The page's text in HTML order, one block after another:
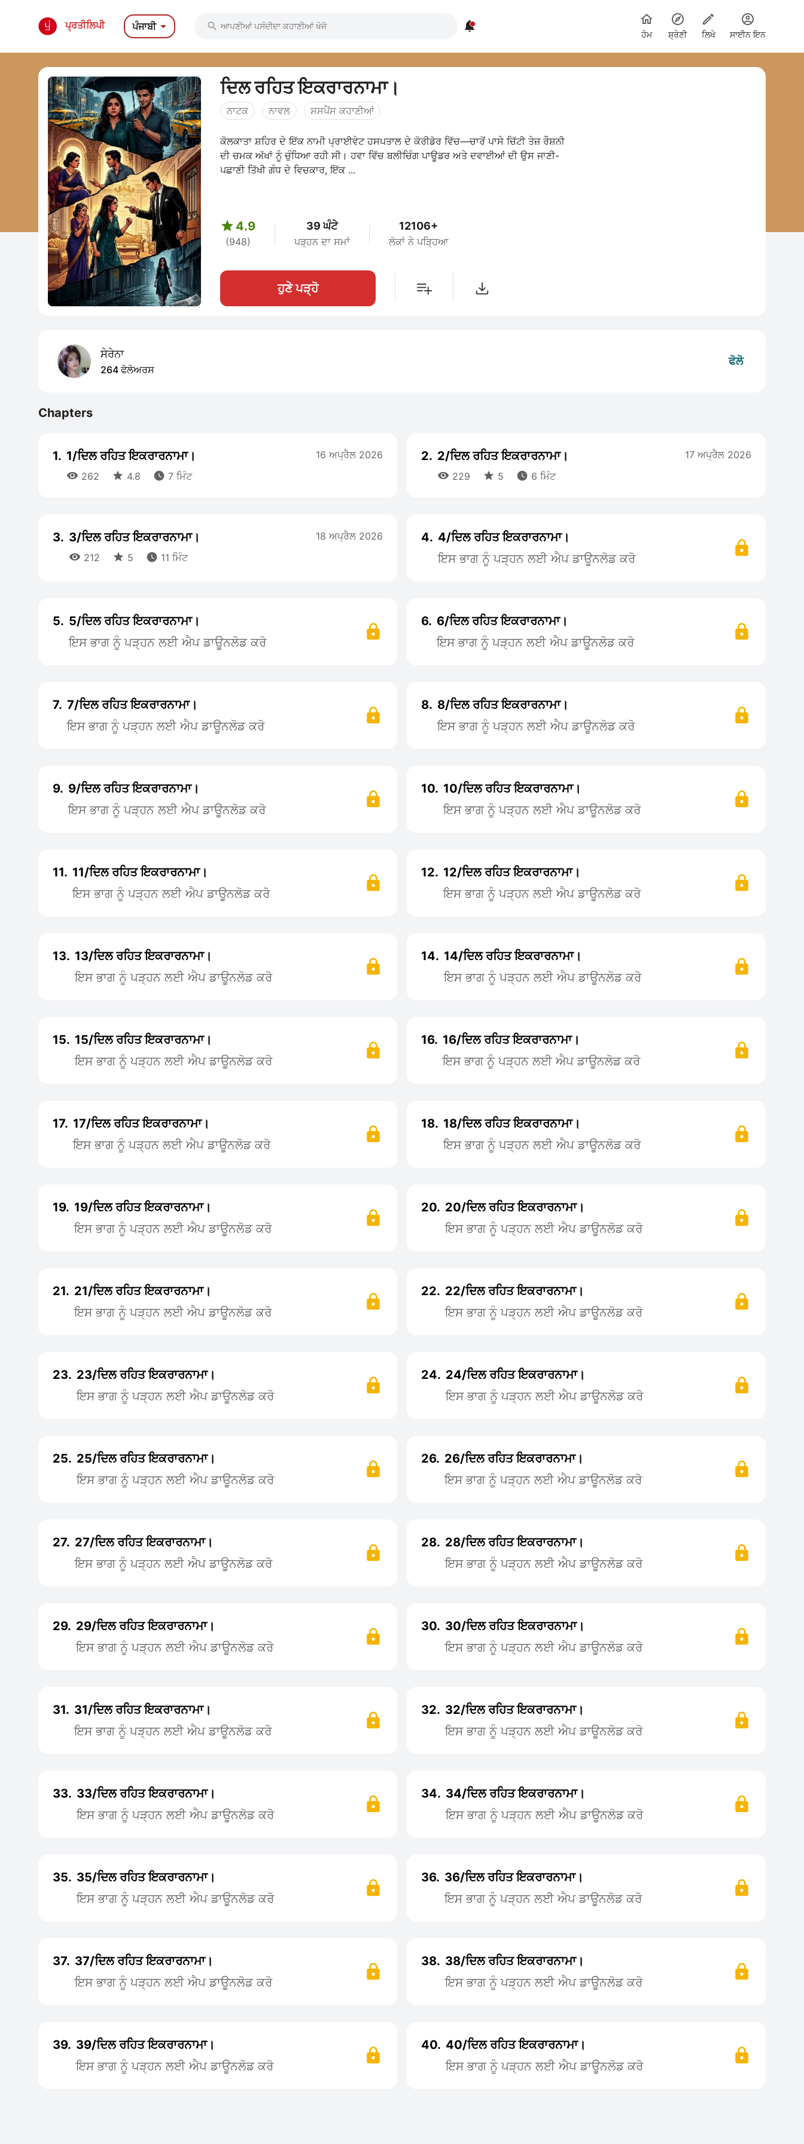
ਪ੍ਰਤੀਲਿਪੀ ਪੰਜਾਬੀ  
ਹੋਮ ਸ਼੍ਰੇਣੀ ਲਿਖੋ ਸਾਈਨ ਇਨ
ਦਿਲ ਰਹਿਤ ਇਕਰਾਰਨਾਮਾ।
ਨਾਟਕ ਨਾਵਲ ਸਸਪੈਂਸ ਕਹਾਣੀਆਂ
ਕੋਲਕਾਤਾ ਸ਼ਹਿਰ ਦੇ ਇੱਕ ਨਾਮੀ ਪ੍ਰਾਈਵੇਟ ਹਸਪਤਾਲ ਦੇ ਕੋਰੀਡੋਰ ਵਿੱਚ—ਚਾਰੋਂ ਪਾਸੇ ਚਿੱਟੀ ਤੇਜ਼ ਰੌਸ਼ਨੀ
ਦੀ ਚਮਕ ਅੱਖਾਂ ਨੂੰ ਚੁੰਧਿਆ ਰਹੀ ਸੀ। ਹਵਾ ਵਿੱਚ ਬਲੀਚਿੰਗ ਪਾਊਡਰ ਅਤੇ ਦਵਾਈਆਂ ਦੀ ਉਸ ਜਾਣੀ-
ਪਛਾਣੀ ਤਿੱਖੀ ਗੰਧ ਦੇ ਵਿਚਕਾਰ, ਇੱਕ ...
 4.9
(948)
39 ਘੰਟੇ
ਪੜ੍ਹਨ ਦਾ ਸਮਾਂ
12106+
ਲੋਕਾਂ ਨੇ ਪੜ੍ਹਿਆ
ਹੁਣੇ ਪੜ੍ਹੋ
ਸੇਰੇਨਾ
264 ਫੋਲੋਅਰਸ
ਫੋਲੋ
Chapters
1. 1/ਦਿਲ ਰਹਿਤ ਇਕਰਾਰਨਾਮਾ।
 262  4.8  7 ਮਿੰਟ
16 ਅਪ੍ਰੈਲ 2026 2. 2/ਦਿਲ ਰਹਿਤ ਇਕਰਾਰਨਾਮਾ।
 229  5  6 ਮਿੰਟ
17 ਅਪ੍ਰੈਲ 2026
3. 3/ਦਿਲ ਰਹਿਤ ਇਕਰਾਰਨਾਮਾ।
 212  5  11 ਮਿੰਟ
18 ਅਪ੍ਰੈਲ 2026 4. 4/ਦਿਲ ਰਹਿਤ ਇਕਰਾਰਨਾਮਾ।
ਇਸ ਭਾਗ ਨੂੰ ਪੜ੍ਹਨ ਲਈ ਐਪ ਡਾਊਨਲੋਡ ਕਰੋ
5. 5/ਦਿਲ ਰਹਿਤ ਇਕਰਾਰਨਾਮਾ।
ਇਸ ਭਾਗ ਨੂੰ ਪੜ੍ਹਨ ਲਈ ਐਪ ਡਾਊਨਲੋਡ ਕਰੋ
6. 6/ਦਿਲ ਰਹਿਤ ਇਕਰਾਰਨਾਮਾ।
ਇਸ ਭਾਗ ਨੂੰ ਪੜ੍ਹਨ ਲਈ ਐਪ ਡਾਊਨਲੋਡ ਕਰੋ
7. 7/ਦਿਲ ਰਹਿਤ ਇਕਰਾਰਨਾਮਾ।
ਇਸ ਭਾਗ ਨੂੰ ਪੜ੍ਹਨ ਲਈ ਐਪ ਡਾਊਨਲੋਡ ਕਰੋ
8. 8/ਦਿਲ ਰਹਿਤ ਇਕਰਾਰਨਾਮਾ।
ਇਸ ਭਾਗ ਨੂੰ ਪੜ੍ਹਨ ਲਈ ਐਪ ਡਾਊਨਲੋਡ ਕਰੋ
9. 9/ਦਿਲ ਰਹਿਤ ਇਕਰਾਰਨਾਮਾ।
ਇਸ ਭਾਗ ਨੂੰ ਪੜ੍ਹਨ ਲਈ ਐਪ ਡਾਊਨਲੋਡ ਕਰੋ
10. 10/ਦਿਲ ਰਹਿਤ ਇਕਰਾਰਨਾਮਾ।
ਇਸ ਭਾਗ ਨੂੰ ਪੜ੍ਹਨ ਲਈ ਐਪ ਡਾਊਨਲੋਡ ਕਰੋ
11. 11/ਦਿਲ ਰਹਿਤ ਇਕਰਾਰਨਾਮਾ।
ਇਸ ਭਾਗ ਨੂੰ ਪੜ੍ਹਨ ਲਈ ਐਪ ਡਾਊਨਲੋਡ ਕਰੋ
12. 12/ਦਿਲ ਰਹਿਤ ਇਕਰਾਰਨਾਮਾ।
ਇਸ ਭਾਗ ਨੂੰ ਪੜ੍ਹਨ ਲਈ ਐਪ ਡਾਊਨਲੋਡ ਕਰੋ
13. 13/ਦਿਲ ਰਹਿਤ ਇਕਰਾਰਨਾਮਾ।
ਇਸ ਭਾਗ ਨੂੰ ਪੜ੍ਹਨ ਲਈ ਐਪ ਡਾਊਨਲੋਡ ਕਰੋ
14. 14/ਦਿਲ ਰਹਿਤ ਇਕਰਾਰਨਾਮਾ।
ਇਸ ਭਾਗ ਨੂੰ ਪੜ੍ਹਨ ਲਈ ਐਪ ਡਾਊਨਲੋਡ ਕਰੋ
15. 15/ਦਿਲ ਰਹਿਤ ਇਕਰਾਰਨਾਮਾ।
ਇਸ ਭਾਗ ਨੂੰ ਪੜ੍ਹਨ ਲਈ ਐਪ ਡਾਊਨਲੋਡ ਕਰੋ
16. 16/ਦਿਲ ਰਹਿਤ ਇਕਰਾਰਨਾਮਾ।
ਇਸ ਭਾਗ ਨੂੰ ਪੜ੍ਹਨ ਲਈ ਐਪ ਡਾਊਨਲੋਡ ਕਰੋ
17. 17/ਦਿਲ ਰਹਿਤ ਇਕਰਾਰਨਾਮਾ।
ਇਸ ਭਾਗ ਨੂੰ ਪੜ੍ਹਨ ਲਈ ਐਪ ਡਾਊਨਲੋਡ ਕਰੋ
18. 18/ਦਿਲ ਰਹਿਤ ਇਕਰਾਰਨਾਮਾ।
ਇਸ ਭਾਗ ਨੂੰ ਪੜ੍ਹਨ ਲਈ ਐਪ ਡਾਊਨਲੋਡ ਕਰੋ
19. 19/ਦਿਲ ਰਹਿਤ ਇਕਰਾਰਨਾਮਾ।
ਇਸ ਭਾਗ ਨੂੰ ਪੜ੍ਹਨ ਲਈ ਐਪ ਡਾਊਨਲੋਡ ਕਰੋ
20. 20/ਦਿਲ ਰਹਿਤ ਇਕਰਾਰਨਾਮਾ।
ਇਸ ਭਾਗ ਨੂੰ ਪੜ੍ਹਨ ਲਈ ਐਪ ਡਾਊਨਲੋਡ ਕਰੋ
21. 21/ਦਿਲ ਰਹਿਤ ਇਕਰਾਰਨਾਮਾ।
ਇਸ ਭਾਗ ਨੂੰ ਪੜ੍ਹਨ ਲਈ ਐਪ ਡਾਊਨਲੋਡ ਕਰੋ
22. 22/ਦਿਲ ਰਹਿਤ ਇਕਰਾਰਨਾਮਾ।
ਇਸ ਭਾਗ ਨੂੰ ਪੜ੍ਹਨ ਲਈ ਐਪ ਡਾਊਨਲੋਡ ਕਰੋ
23. 23/ਦਿਲ ਰਹਿਤ ਇਕਰਾਰਨਾਮਾ।
ਇਸ ਭਾਗ ਨੂੰ ਪੜ੍ਹਨ ਲਈ ਐਪ ਡਾਊਨਲੋਡ ਕਰੋ
24. 24/ਦਿਲ ਰਹਿਤ ਇਕਰਾਰਨਾਮਾ।
ਇਸ ਭਾਗ ਨੂੰ ਪੜ੍ਹਨ ਲਈ ਐਪ ਡਾਊਨਲੋਡ ਕਰੋ
25. 25/ਦਿਲ ਰਹਿਤ ਇਕਰਾਰਨਾਮਾ।
ਇਸ ਭਾਗ ਨੂੰ ਪੜ੍ਹਨ ਲਈ ਐਪ ਡਾਊਨਲੋਡ ਕਰੋ
26. 26/ਦਿਲ ਰਹਿਤ ਇਕਰਾਰਨਾਮਾ।
ਇਸ ਭਾਗ ਨੂੰ ਪੜ੍ਹਨ ਲਈ ਐਪ ਡਾਊਨਲੋਡ ਕਰੋ
27. 27/ਦਿਲ ਰਹਿਤ ਇਕਰਾਰਨਾਮਾ।
ਇਸ ਭਾਗ ਨੂੰ ਪੜ੍ਹਨ ਲਈ ਐਪ ਡਾਊਨਲੋਡ ਕਰੋ
28. 28/ਦਿਲ ਰਹਿਤ ਇਕਰਾਰਨਾਮਾ।
ਇਸ ਭਾਗ ਨੂੰ ਪੜ੍ਹਨ ਲਈ ਐਪ ਡਾਊਨਲੋਡ ਕਰੋ
29. 29/ਦਿਲ ਰਹਿਤ ਇਕਰਾਰਨਾਮਾ।
ਇਸ ਭਾਗ ਨੂੰ ਪੜ੍ਹਨ ਲਈ ਐਪ ਡਾਊਨਲੋਡ ਕਰੋ
30. 30/ਦਿਲ ਰਹਿਤ ਇਕਰਾਰਨਾਮਾ।
ਇਸ ਭਾਗ ਨੂੰ ਪੜ੍ਹਨ ਲਈ ਐਪ ਡਾਊਨਲੋਡ ਕਰੋ
31. 31/ਦਿਲ ਰਹਿਤ ਇਕਰਾਰਨਾਮਾ।
ਇਸ ਭਾਗ ਨੂੰ ਪੜ੍ਹਨ ਲਈ ਐਪ ਡਾਊਨਲੋਡ ਕਰੋ
32. 32/ਦਿਲ ਰਹਿਤ ਇਕਰਾਰਨਾਮਾ।
ਇਸ ਭਾਗ ਨੂੰ ਪੜ੍ਹਨ ਲਈ ਐਪ ਡਾਊਨਲੋਡ ਕਰੋ
33. 33/ਦਿਲ ਰਹਿਤ ਇਕਰਾਰਨਾਮਾ।
ਇਸ ਭਾਗ ਨੂੰ ਪੜ੍ਹਨ ਲਈ ਐਪ ਡਾਊਨਲੋਡ ਕਰੋ
34. 34/ਦਿਲ ਰਹਿਤ ਇਕਰਾਰਨਾਮਾ।
ਇਸ ਭਾਗ ਨੂੰ ਪੜ੍ਹਨ ਲਈ ਐਪ ਡਾਊਨਲੋਡ ਕਰੋ
35. 35/ਦਿਲ ਰਹਿਤ ਇਕਰਾਰਨਾਮਾ।
ਇਸ ਭਾਗ ਨੂੰ ਪੜ੍ਹਨ ਲਈ ਐਪ ਡਾਊਨਲੋਡ ਕਰੋ
36. 36/ਦਿਲ ਰਹਿਤ ਇਕਰਾਰਨਾਮਾ।
ਇਸ ਭਾਗ ਨੂੰ ਪੜ੍ਹਨ ਲਈ ਐਪ ਡਾਊਨਲੋਡ ਕਰੋ
37. 37/ਦਿਲ ਰਹਿਤ ਇਕਰਾਰਨਾਮਾ।
ਇਸ ਭਾਗ ਨੂੰ ਪੜ੍ਹਨ ਲਈ ਐਪ ਡਾਊਨਲੋਡ ਕਰੋ
38. 38/ਦਿਲ ਰਹਿਤ ਇਕਰਾਰਨਾਮਾ।
ਇਸ ਭਾਗ ਨੂੰ ਪੜ੍ਹਨ ਲਈ ਐਪ ਡਾਊਨਲੋਡ ਕਰੋ
39. 39/ਦਿਲ ਰਹਿਤ ਇਕਰਾਰਨਾਮਾ।
ਇਸ ਭਾਗ ਨੂੰ ਪੜ੍ਹਨ ਲਈ ਐਪ ਡਾਊਨਲੋਡ ਕਰੋ
40. 40/ਦਿਲ ਰਹਿਤ ਇਕਰਾਰਨਾਮਾ।
ਇਸ ਭਾਗ ਨੂੰ ਪੜ੍ਹਨ ਲਈ ਐਪ ਡਾਊਨਲੋਡ ਕਰੋ